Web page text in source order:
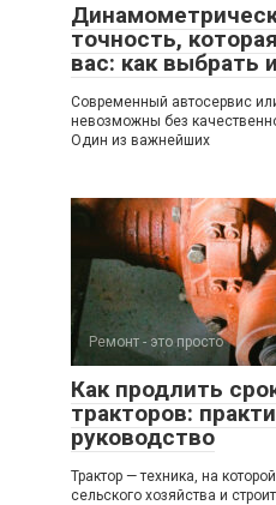
точность,
вас: как выбрать
Современный автосервис
невозможны без
Один из важнейших
Ремонт - это просто
Как продлить
тракторов:
руководство
Трактор — техника, на
сельского хозяйства и